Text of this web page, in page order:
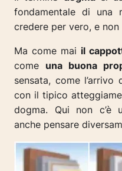
fondamentale di una
credere per vero, e
Ma come mai il
come una buona
sensata, come
con il tipico
dogma. Qui non c’è
anche pensare